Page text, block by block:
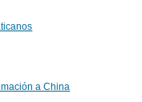
a China